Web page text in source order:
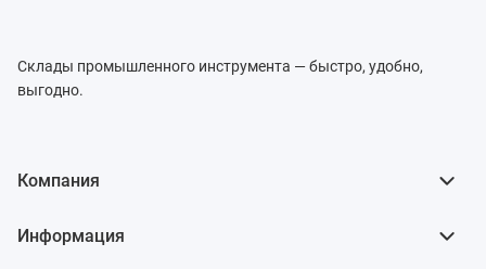
Склады промышленного инструмента — быстро, удобно,
выгодно.
Компания
Информация